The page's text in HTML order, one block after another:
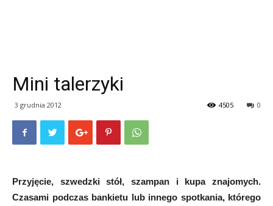
Mini talerzyki
3 grudnia 2012 0
4505
Przyjęcie, szwedzki stół, szampan i kupa znajomych.
Czasami podczas bankietu lub innego spotkania, którego